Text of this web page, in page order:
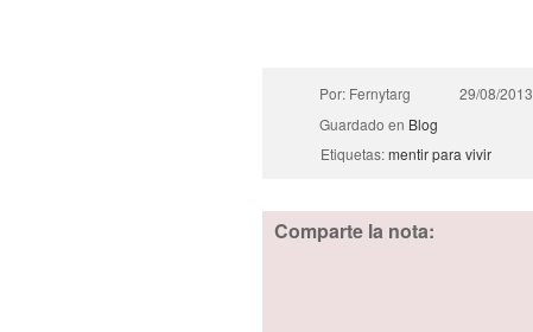
Por: Fernytarg
29/08/2013
Guardado en Blog
Etiquetas:mentir para vivir
Comparte la nota: